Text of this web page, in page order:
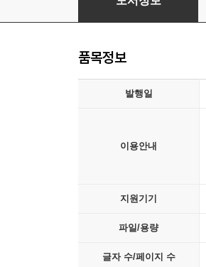
품목정보
발행일
이용안내
지원기기
파일/용량
글자 수/페이지 수